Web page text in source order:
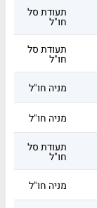
תעודת סל
חו"ל
תעודת סל
חו"ל
מניה חו"ל
מניה חו"ל
תעודת סל
חו"ל
מניה חו"ל